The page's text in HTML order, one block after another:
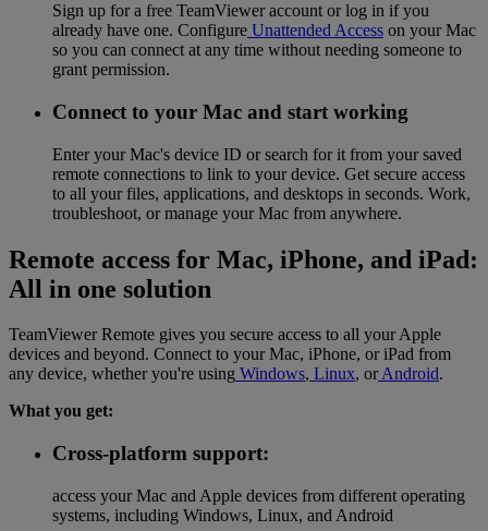
Sign up for a free TeamViewer account or log in if you
already have one. Configure Unattended Access on your Mac
so you can connect at any time without needing someone to
grant permission.
Connect to your Mac and start working
Enter your Mac's device ID or search for it from your saved
remote connections to link to your device. Get secure access
to all your files, applications, and desktops in seconds. Work,
troubleshoot, or manage your Mac from anywhere.
Remote access for Mac, iPhone, and iPad:
All in one solution
TeamViewer Remote gives you secure access to all your Apple
devices and beyond. Connect to your Mac, iPhone, or iPad from
any device, whether you're using Windows, Linux, orAndroid.
What you get:
Cross-platform support:
access your Mac and Apple devices from different operating
systems, including Windows, Linux, and Android